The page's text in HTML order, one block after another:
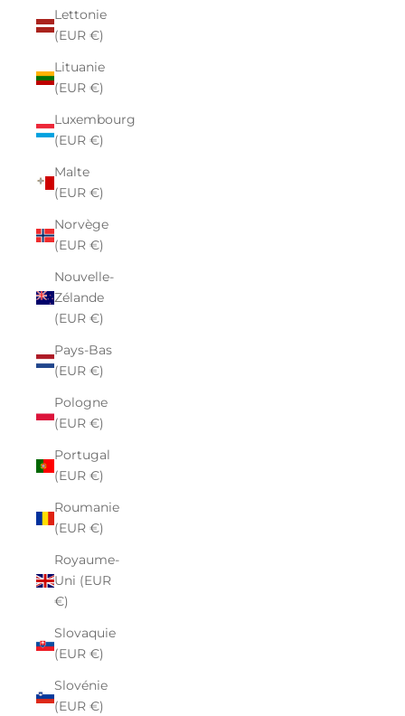
Lettonie
(EUR €)
Lituanie
(EUR €)
Luxembourg
(EUR €)
Malte
(EUR €)
Norvège
(EUR €)
Nouvelle-
Zélande
(EUR €)
Pays-Bas
(EUR €)
Pologne
(EUR €)
Portugal
(EUR €)
Roumanie
(EUR €)
Royaume-
Uni (EUR
€)
Slovaquie
(EUR €)
Slovénie
(EUR €)